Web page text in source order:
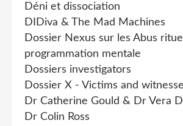
Déni et dissociation
DIDiva & The Mad Machines
Dossier Nexus sur les Abus
programmation mentale
Dossiers investigators
Dossier X - Victims and
Dr Catherine Gould & Dr Vera
Dr Colin Ross